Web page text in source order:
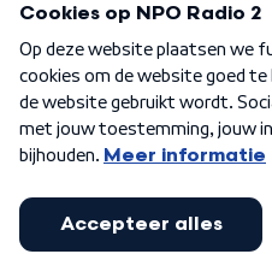
Algemene voorwaarden